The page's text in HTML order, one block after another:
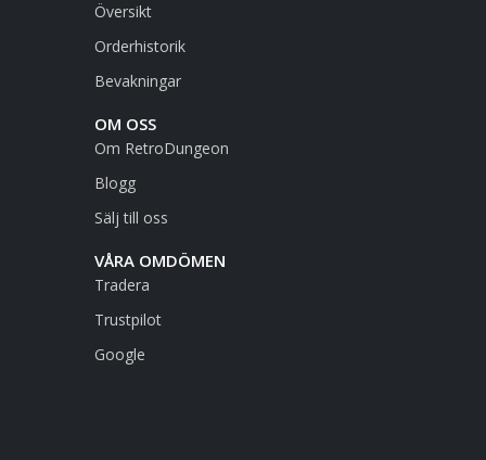
Översikt
Orderhistorik
Bevakningar
OM OSS
Om RetroDungeon
Blogg
Sälj till oss
VÅRA OMDÖMEN
Tradera
Trustpilot
Google